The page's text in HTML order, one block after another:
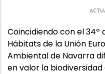
Coincidiendo con el 34º
Hábitats de la Unión
Ambiental de Navarra
en valor la